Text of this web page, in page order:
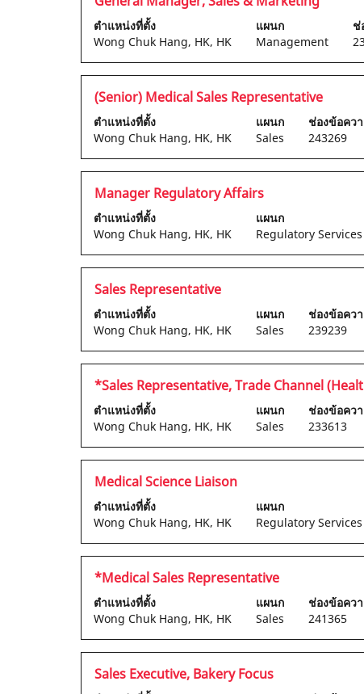
สำหรับ
"hong
กำลัง
แสดง
จาก
งาน
Tab
เพื่อ
รายการ
งาน
เลือก
เพื่อ
ดู
ราย
ละเอียด
ทั้งหมด
ของ
นั้น
ตำแหน่งที่ตั้ง
Wong Chuk Hang, HK, HK
แผนก
Management
ช่
โดย
ใช้
Space
Bar
เพื่อ
ดู
เนื้อหา
แบบ
เต็ม
ของ
ข้อมูล
งาน
ตำแหน่ง
(Senior) Medical Sales Representative
ตำแหน่งที่ตั้ง
Wong Chuk Hang, HK, HK
แผนก
Sales
ช่องข้อคว
243269
เลือก
โดย
ใช้
Space
Bar
เพื่อ
ดู
เนื้อหา
แบบ
เต็ม
ของ
ข้อมูล
งาน
ตำแหน่ง
Manager Regulatory Affairs
ตำแหน่งที่ตั้ง
Wong Chuk Hang, HK, HK
แผนก
Regulatory Services
เลือก
โดย
ใช้
Space
Bar
เพื่อ
ดู
เนื้อหา
แบบ
เต็ม
ของ
ข้อมูล
งาน
ตำแหน่ง
Sales Representative
ตำแหน่งที่ตั้ง
Wong Chuk Hang, HK, HK
แผนก
Sales
ช่องข้อคว
239239
เลือก
โดย
ใช้
Space
Bar
เพื่อ
เนื้อหา
แบบ
เต็ม
ของ
ข้อมูล
งาน
ตำแหน่ง
*Sales Representative, Trade Channel
ตำแหน่งที่ตั้ง
Wong Chuk Hang, HK, HK
แผนก
Sales
ช่องข้อคว
233613
เลือก
โดย
ใช้
Space
Bar
เพื่อ
ดู
เนื้อหา
แบบ
เต็ม
ของ
ข้อมูล
งาน
ตำแหน่ง
Medical Science Liaison
ตำแหน่งที่ตั้ง
Wong Chuk Hang, HK, HK
แผนก
Regulatory Services
เลือก
โดย
ใช้
Space
Bar
เพื่อ
เนื้อหา
แบบ
เต็ม
ของ
ข้อมูล
ตำแหน่ง
*Medical Sales Representative
ตำแหน่งที่ตั้ง
Wong Chuk Hang, HK, HK
แผนก
Sales
ช่องข้อคว
241365
เลือก
โดย
ใช้
Space
Bar
เพื่อ
ดู
ตำแหน่ง
Sales Executive, Bakery Focus
เลือก
โดย